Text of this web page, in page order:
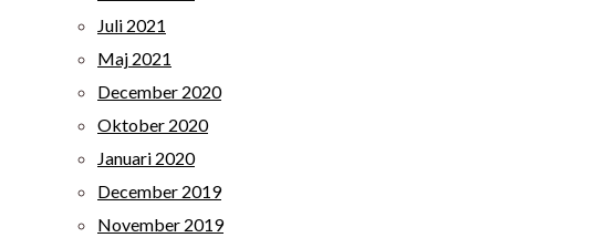
Juli 2021
Maj 2021
December 2020
Oktober 2020
Januari 2020
December 2019
November 2019